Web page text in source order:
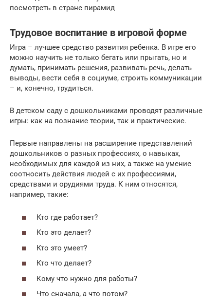
посмотреть в стране пирамид
Трудовое воспитание в игровой форме
Игра – лучшее средство развития ребенка. В игре его
можно научить не только бегать или прыгать, но и
думать, принимать решения, развивать речь, делать
выводы, вести себя в социуме, строить коммуникации
– и, конечно, трудиться.
В детском саду с дошкольниками проводят различные
игры: как на познание теории, так и практические.
Первые направлены на расширение представлений
дошкольников о разных профессиях, о навыках,
необходимых для каждой из них, а также на умение
соотносить действия людей с их профессиями,
средствами и орудиями труда. К ним относятся,
например, такие:
Кто где работает?
Кто это делает?
Кто это умеет?
Кто что делает?
Кому что нужно для работы?
Что сначала, а что потом?